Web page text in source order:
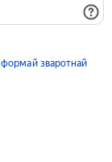
формай зваротнай